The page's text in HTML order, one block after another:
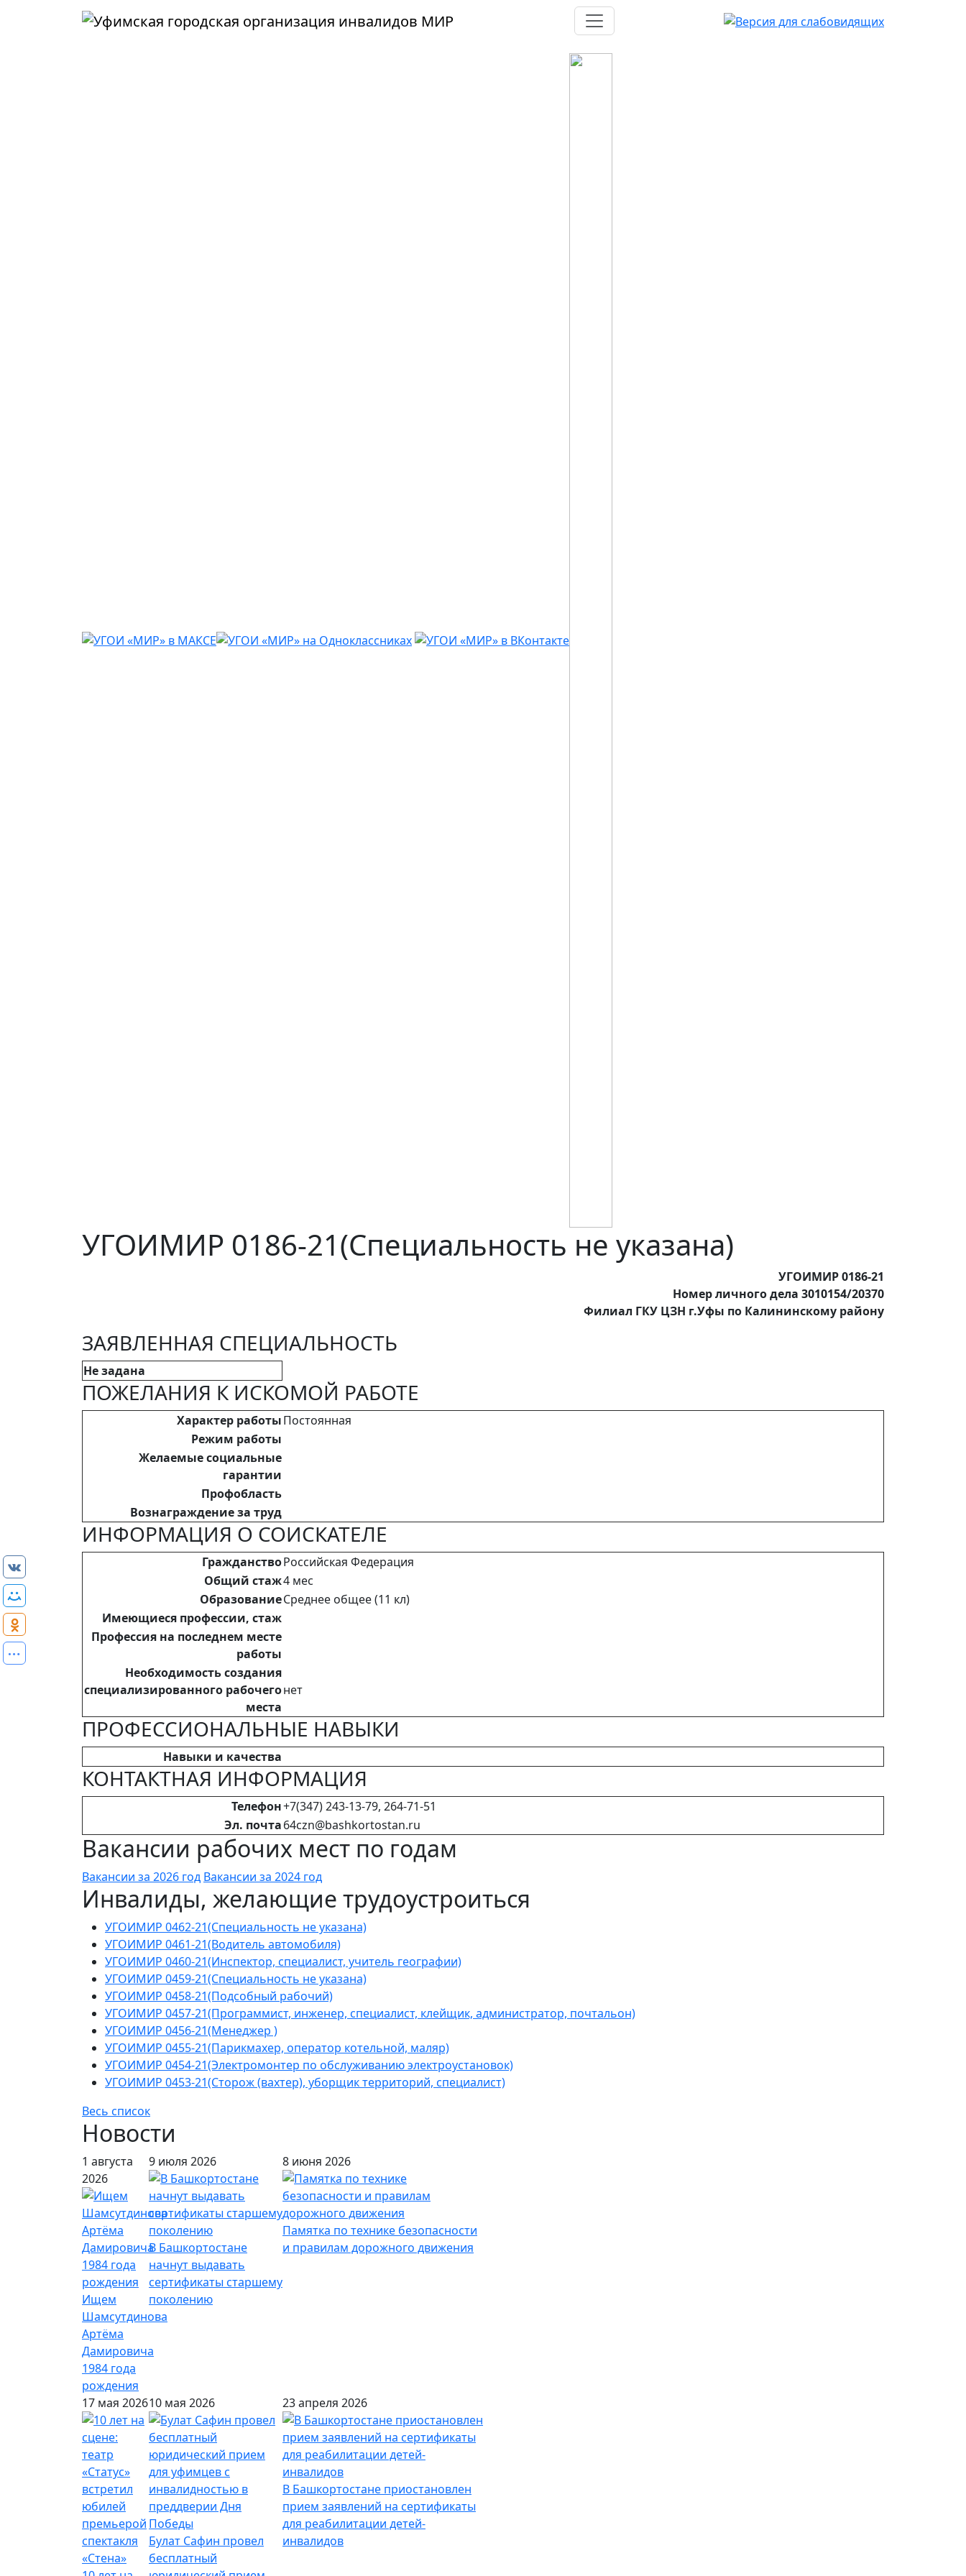
Перейти к основному содержанию
УГОИМИР 0186-21(Специальность не указана)
УГОИМИР 0186-21
Номер личного дела 3010154/20370
Филиал ГКУ ЦЗН г.Уфы по Калининскому району
ЗАЯВЛЕННАЯ СПЕЦИАЛЬНОСТЬ
Не задана
ПОЖЕЛАНИЯ К ИСКОМОЙ РАБОТЕ
Характер работыПостоянная
Режим работы
Желаемые социальные
гарантии
Профобласть
Вознаграждение за труд
ИНФОРМАЦИЯ О СОИСКАТЕЛЕ
ГражданствоРоссийская Федерация
Общий стаж4 мес
ОбразованиеСреднее общее (11 кл)
Имеющиеся профессии, стаж
Профессия на последнем месте
работы
Необходимость создания
специализированного рабочего
места
нет
ПРОФЕССИОНАЛЬНЫЕ НАВЫКИ
Навыки и качества
КОНТАКТНАЯ ИНФОРМАЦИЯ
Телефон+7(347) 243-13-79, 264-71-51
Эл. почта64czn@bashkortostan.ru
Вакансии рабочих мест по годам
Вакансии за 2026 год Вакансии за 2024 год
Инвалиды, желающие трудоустроиться
УГОИМИР 0462-21(Специальность не указана)
УГОИМИР 0461-21(Водитель автомобиля)
УГОИМИР 0460-21(Инспектор, специалист, учитель географии)
УГОИМИР 0459-21(Специальность не указана)
УГОИМИР 0458-21(Подсобный рабочий)
УГОИМИР 0457-21(Программист, инженер, специалист, клейщик, администратор, почтальон)
УГОИМИР 0456-21(Менеджер )
УГОИМИР 0455-21(Парикмахер, оператор котельной, маляр)
УГОИМИР 0454-21(Электромонтер по обслуживанию электроустановок)
УГОИМИР 0453-21(Сторож (вахтер), уборщик территорий, специалист)
Весь список
Новости
1 августа
2026
Ищем
Шамсутдинова
Артёма
Дамировича
1984 года
рождения
9 июля 2026
В Башкортостане
начнут выдавать
сертификаты старшему
поколению
8 июня 2026
Памятка по технике безопасности
и правилам дорожного движения
17 мая 202610 мая 2026
Булат Сафин провел
бесплатный
23 апреля 2026
В Башкортостане приостановлен
прием заявлений на сертификаты
для реабилитации детей-
инвалидов